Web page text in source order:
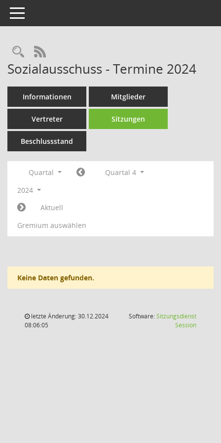
Toggle navigation
Rechercheauswahl
RSS-Feed
Sozialausschuss - Termine 2024
Informationen Mitglieder
Vertreter Sitzungen
Beschlussstand
Quartal
Quartal 4
2024
Aktuell
Gremium auswählen
Keine Daten gefunden.
letzte Änderung: 30.12.2024
08:06:05
Software:Sitzungsdienst
Session(Wird in